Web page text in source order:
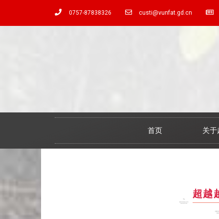
0757-87838326 custi@vunfat.gd.cn
首页 关于
超越